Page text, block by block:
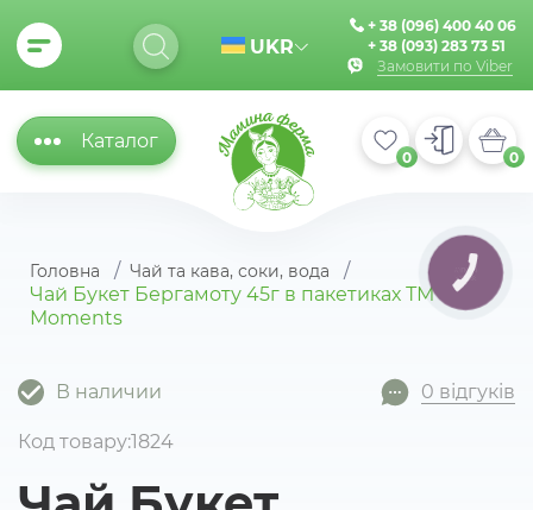
UKR
+ 38 (096) 400 40 06
+ 38 (093) 283 73 51
Замовити по Viber
Каталог
0 0
Головна Чай та кава, соки, вода
Чай Букет Бергамоту 45г в пакетиках ТМ
Moments
Код товару:1824
В наличии 0 відгуків
КНОПКА
ЗВ'ЯЗКУ